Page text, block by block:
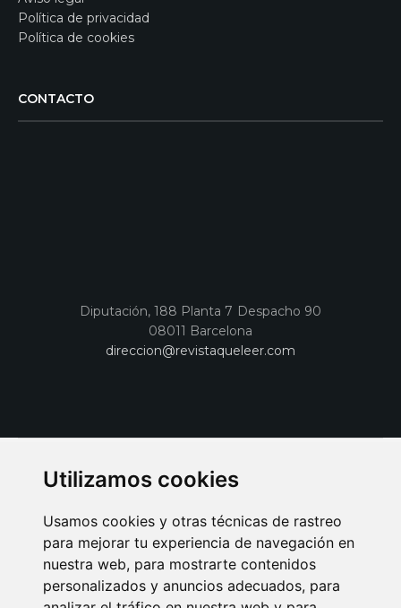
Utilizamos cookies
Usamos cookies y otras técnicas de rastreo
para mejorar tu experiencia de navegación en
nuestra web, para mostrarte contenidos
personalizados y anuncios adecuados, para
Política de privacidad
Política de cookies
CONTACTO
Diputación, 188 Planta 7 Despacho 90
08011 Barcelona
direccion@revistaqueleer.com